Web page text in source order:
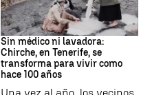
Canarias
Sin médico ni lavadora:
Chirche, en Tenerife, se
transforma para vivir como
hace 100 años